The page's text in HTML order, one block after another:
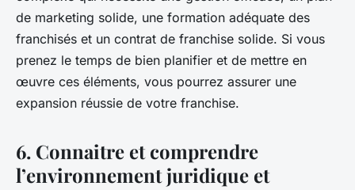
de marketing solide, une formation adéquate des
franchisés et un contrat de franchise solide. Si vous
prenez le temps de bien planifier et de mettre en
œuvre ces éléments, vous pourrez assurer une
expansion réussie de votre franchise.
6. Connaitre et comprendre
l’environnement juridique et